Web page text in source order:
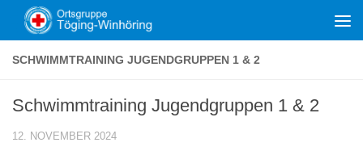
Zum Inhalt springen
SCHWIMMTRAINING JUGENDGRUPPEN 1 & 2
Schwimmtraining Jugendgruppen 1 & 2
12. NOVEMBER 2024